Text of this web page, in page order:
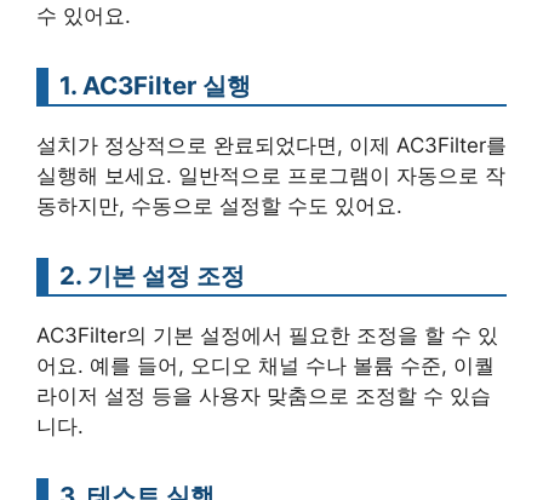
수 있어요.
1. AC3Filter 실행
설치가 정상적으로 완료되었다면, 이제 AC3Filter를
실행해 보세요. 일반적으로 프로그램이 자동으로 작
동하지만, 수동으로 설정할 수도 있어요.
2. 기본 설정 조정
AC3Filter의 기본 설정에서 필요한 조정을 할 수 있
어요. 예를 들어, 오디오 채널 수나 볼륨 수준, 이퀄
라이저 설정 등을 사용자 맞춤으로 조정할 수 있습
니다.